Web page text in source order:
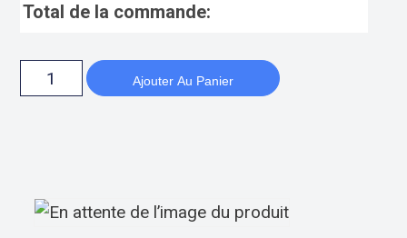
Total de la commande:
Ajouter Au Panier